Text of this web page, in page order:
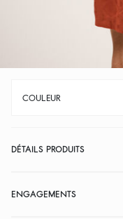
COULEUR
DÉTAILS PRODUITS
ENGAGEMENTS